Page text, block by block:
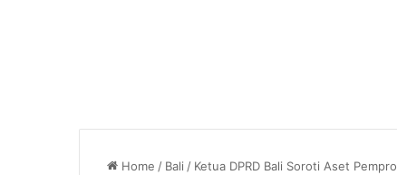
Home / Bali / Ketua DPRD Bali Soroti Aset